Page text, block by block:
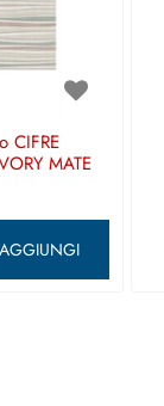
CIFRE
MATE
AGGIUNGI